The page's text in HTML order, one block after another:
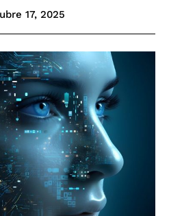
17, 2025